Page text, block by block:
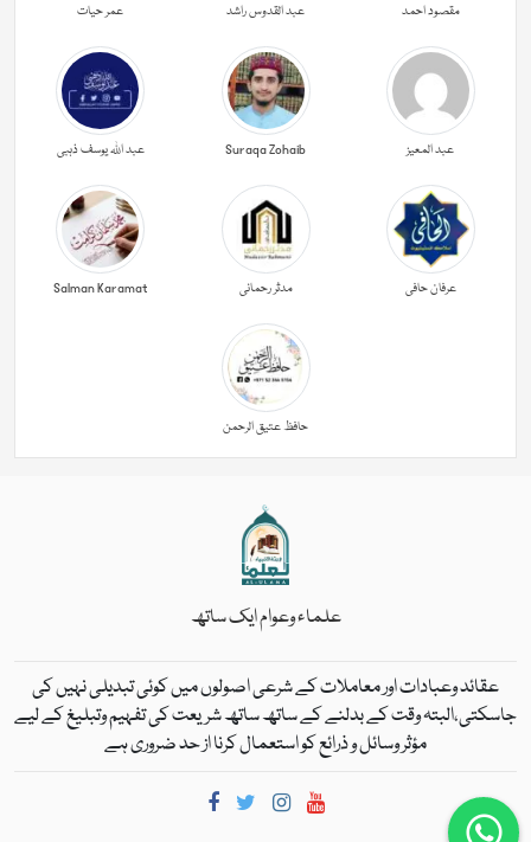
مقصود احمد عبد القدوس راشد عمر حیات
عبد المعیز Suraqa Zohaib عبد اللہ یوسف ذہبی
عرفان حافی مدثر رحمانی Salman Karamat
حافظ عتیق الرحمن
علماء وعوام ایک ساتھ
عقائد وعبادات اور معاملات کے شرعی اصولوں میں کوئی تبدیلی نہیں کی
جاسکتی،البتہ وقت کے بدلنے کے ساتھ ساتھ شریعت کی تفہیم وتبلیغ کے لیے
مؤثر وسائل و ذرائع کو استعمال کرنا از حد ضروری ہے